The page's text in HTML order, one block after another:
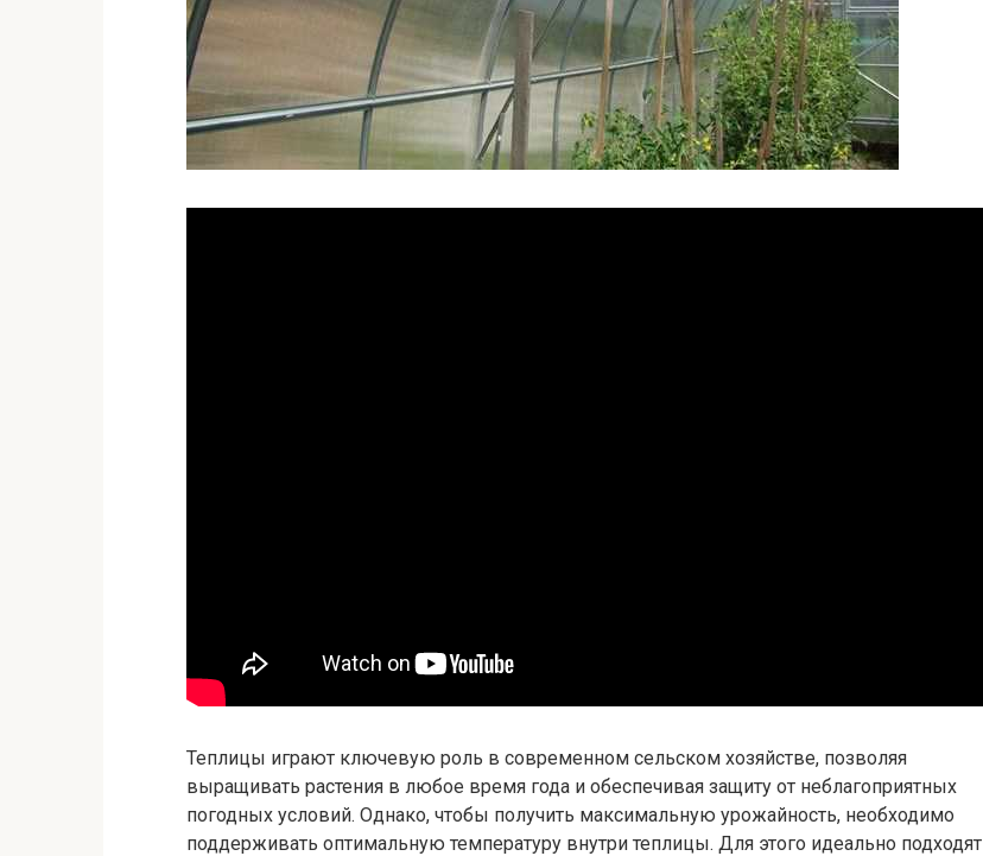
Теплицы играют ключевую роль в современном сельском хозяйстве, позволяя
выращивать растения в любое время года и обеспечивая защиту от неблагоприятных
погодных условий. Однако, чтобы получить максимальную урожайность, необходимо
поддерживать оптимальную температуру внутри теплицы. Для этого идеально подходят